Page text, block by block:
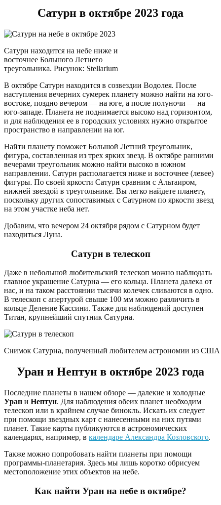
Сатурн в октябре 2023 года
Сатурн находится на небе ниже и
восточнее Большого Летнего
треугольника. Рисунок: Stellarium
В октябре Сатурн находится в созвездии Водолея. После
наступления вечерних сумерек планету можно найти на юго-
востоке, поздно вечером — на юге, а после полуночи — на
юго-западе. Планета не поднимается высоко над горизонтом,
и для наблюдения ее в городских условиях нужно открытое
пространство в направлении на юг.
Найти планету поможет Большой Летний треугольник,
фигура, составленная из трех ярких звезд. В октябре ранними
вечерами треугольник можно найти высоко в южном
направлении. Сатурн располагается ниже и восточнее (левее)
фигуры. По своей яркости Сатурн сравним с Альтаиром,
нижней звездой в треугольнике. Вы легко найдете планету,
поскольку других сопоставимых с Сатурном по яркости звезд
на этом участке неба нет.
Добавим, что вечером 24 октября рядом с Сатурном будет
находиться Луна.
Сатурн в телескоп
Даже в небольшой любительский телескоп можно наблюдать
главное украшение Сатурна — его кольца. Планета далека от
нас, и на таком расстоянии тысячи колечек сливаются в одно.
В телескоп с апертурой свыше 100 мм можно различить в
кольце Деление Кассини. Также для наблюдений доступен
Титан, крупнейший спутник Сатурна.
Снимок Сатурна, полученный любителем астрономии из США
Уран и Нептун в октябре 2023 года
Последние планеты в нашем обзоре — далекие и холодные
Уран и Нептун. Для наблюдения обеих планет необходим
телескоп или в крайнем случае бинокль. Искать их следует
при помощи звездных карт с нанесенными на них путями
планет. Такие карты публикуются в астрономических
календарях, например, в календаре Александра Козловского.
Также можно попробовать найти планеты при помощи
программы-планетария. Здесь мы лишь коротко обрисуем
местоположение этих объектов на небе.
Как найти Уран на небе в октябре?